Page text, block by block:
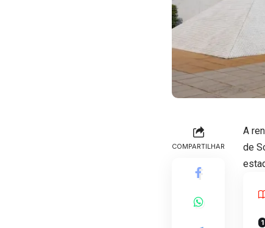
COMPARTILHAR
A
de